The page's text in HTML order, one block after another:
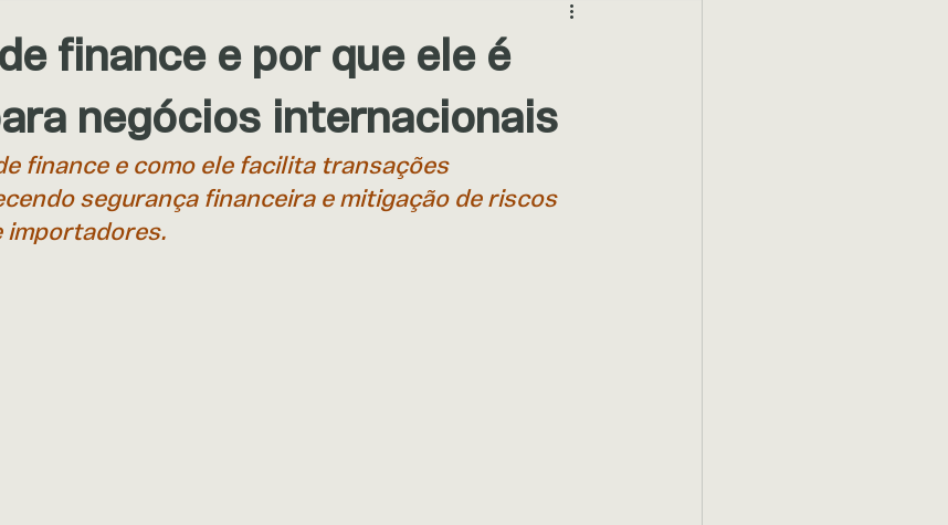
finance e por que ele é
negócios internacionais
finance e como ele facilita transações
segurança financeira e mitigação de riscos
importadores.